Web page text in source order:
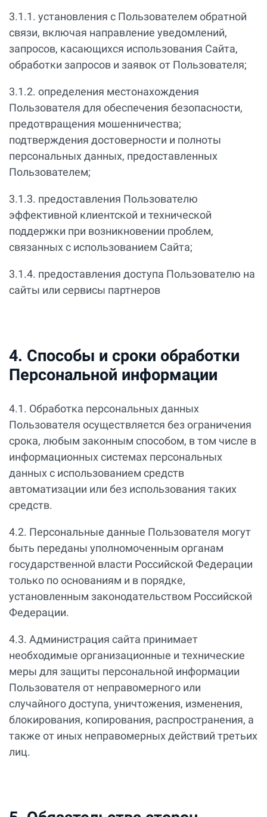
3.1.1. установления с Пользователем обратной
связи, включая направление уведомлений,
запросов, касающихся использования Сайта,
обработки запросов и заявок от Пользователя;
3.1.2. определения местонахождения
Пользователя для обеспечения безопасности,
предотвращения мошенничества;
подтверждения достоверности и полноты
персональных данных, предоставленных
Пользователем;
3.1.3. предоставления Пользователю
эффективной клиентской и технической
поддержки при возникновении проблем,
связанных с использованием Сайта;
3.1.4. предоставления доступа Пользователю на
сайты или сервисы партнеров
4. Способы и сроки обработки
Персональной информации
4.1. Обработка персональных данных
Пользователя осуществляется без ограничения
срока, любым законным способом, в том числе в
информационных системах персональных
данных с использованием средств
автоматизации или без использования таких
средств.
4.2. Персональные данные Пользователя могут
быть переданы уполномоченным органам
государственной власти Российской Федерации
только по основаниям и в порядке,
установленным законодательством Российской
Федерации.
4.3. Администрация сайта принимает
необходимые организационные и технические
меры для защиты персональной информации
Пользователя от неправомерного или
случайного доступа, уничтожения, изменения,
блокирования, копирования, распространения, а
также от иных неправомерных действий третьих
лиц.